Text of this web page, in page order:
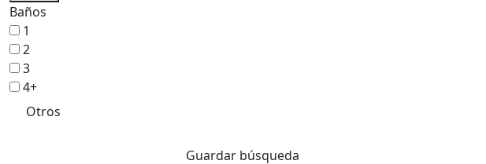
Baños
1
2
3
4+
Otros
Guardar búsqueda